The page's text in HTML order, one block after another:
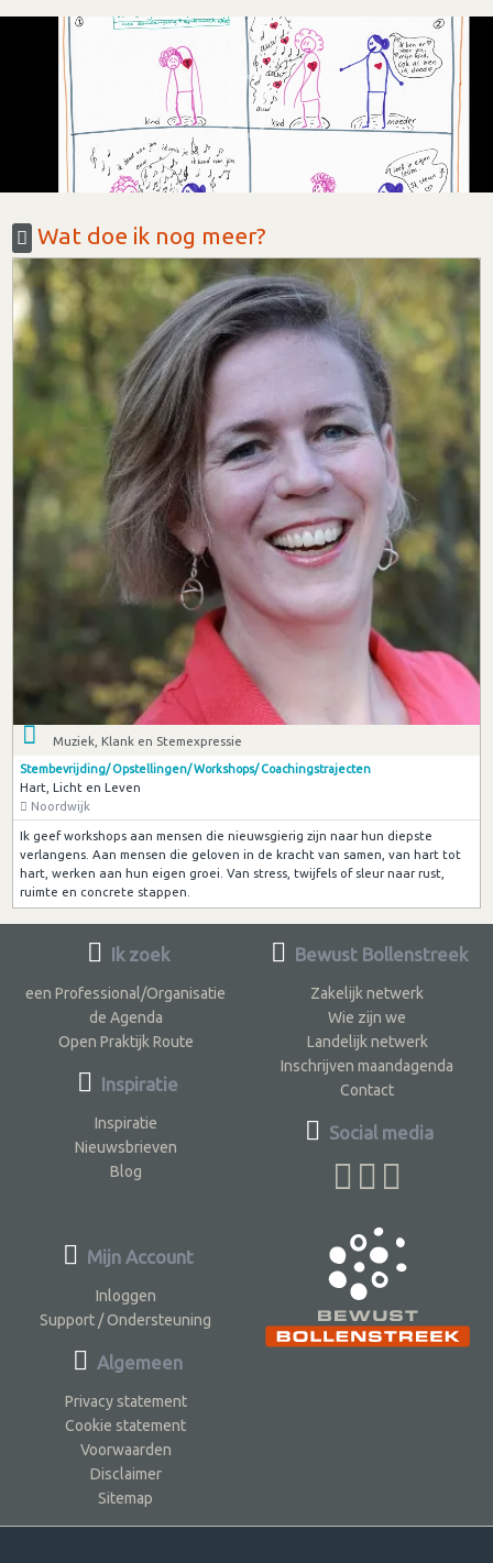
Wat doe ik nog meer?
Muziek, Klank en Stemexpressie
Stembevrijding/ Opstellingen/ Workshops/ Coachingstrajecten
Hart, Licht en Leven
Noordwijk
Ik geef workshops aan mensen die nieuwsgierig zijn naar hun diepste
verlangens. Aan mensen die geloven in de kracht van samen, van hart tot
hart, werken aan hun eigen groei. Van stress, twijfels of sleur naar rust,
ruimte en concrete stappen.
Ik zoek
een Professional/Organisatie
de Agenda
Open Praktijk Route
Inspiratie
Inspiratie
Nieuwsbrieven
Blog
Bewust Bollenstreek
Zakelijk netwerk
Wie zijn we
Landelijk netwerk
Inschrijven maandagenda
Contact
Social media
Mijn Account
Inloggen
Support / Ondersteuning
Algemeen
Privacy statement
Cookie statement
Voorwaarden
Disclaimer
Sitemap